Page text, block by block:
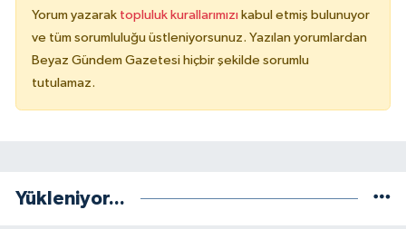
Yorum yazarak topluluk kurallarımızı kabul etmiş bulunuyor
ve tüm sorumluluğu üstleniyorsunuz. Yazılan yorumlardan
Beyaz Gündem Gazetesi hiçbir şekilde sorumlu
tutulamaz.
Yükleniyor...